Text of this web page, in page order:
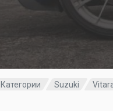
Категории Suzuki